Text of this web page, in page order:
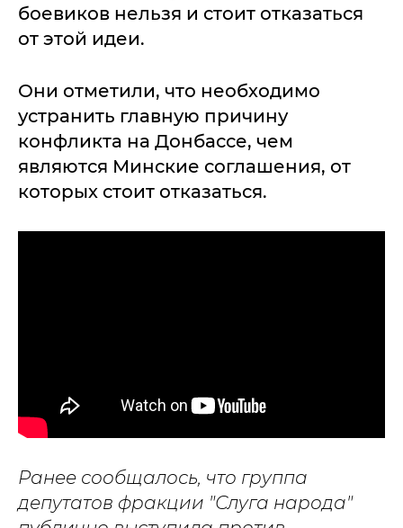
боевиков нельзя и стоит отказаться
от этой идеи.
Они отметили, что необходимо
устранить главную причину
конфликта на Донбассе, чем
являются Минские соглашения, от
которых стоит отказаться.
Ранее сообщалось, что группа
депутатов фракции "Слуга народа"